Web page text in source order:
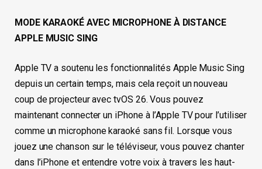
MODE KARAOKÉ AVEC MICROPHONE À DISTANCE
APPLE MUSIC SING
Apple TV a soutenu les fonctionnalités Apple Music Sing
depuis un certain temps, mais cela reçoit un nouveau
coup de projecteur avec tvOS 26. Vous pouvez
maintenant connecter un iPhone à l’Apple TV pour l’utiliser
comme un microphone karaoké sans fil. Lorsque vous
jouez une chanson sur le téléviseur, vous pouvez chanter
dans l’iPhone et entendre votre voix à travers les haut-